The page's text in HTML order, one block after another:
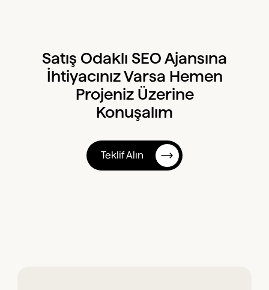
Satış Odaklı SEO Ajansına
İhtiyacınız Varsa Hemen
Projeniz Üzerine
Konuşalım
Teklif Alın